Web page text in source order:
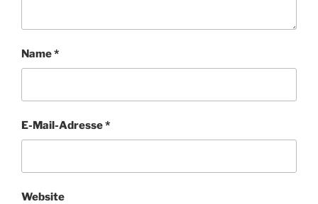
Name*
E-Mail-Adresse*
Website